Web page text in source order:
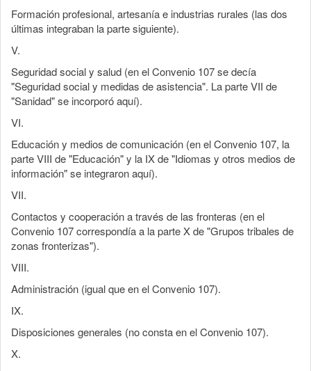
Formación profesional, artesanía e industrias rurales (las dos
últimas integraban la parte siguiente).
V.
Seguridad social y salud (en el Convenio 107 se decía
"Seguridad social y medidas de asistencia". La parte VII de
"Sanidad" se incorporó aquí).
VI.
Educación y medios de comunicación (en el Convenio 107, la
parte VIII de "Educación" y la IX de "Idiomas y otros medios de
información" se integraron aquí).
VII.
Contactos y cooperación a través de las fronteras (en el
Convenio 107 correspondía a la parte X de "Grupos tribales de
zonas fronterizas").
VIII.
Administración (igual que en el Convenio 107).
IX.
Disposiciones generales (no consta en el Convenio 107).
X.